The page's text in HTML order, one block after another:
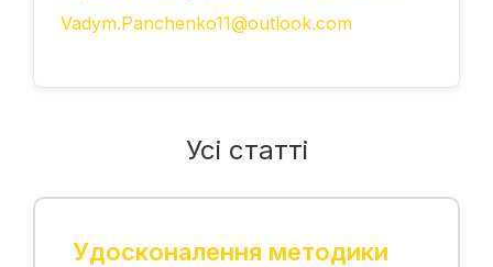
Vadym.Panchenko11@outlook.com
Усі статті
Удосконалення методики